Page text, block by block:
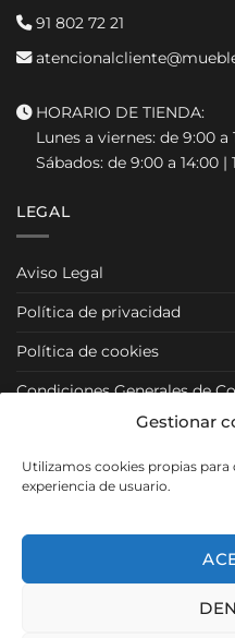
Gestionar
Utilizamos cookies propias
experiencia de usuario.
91 802 72 21
HORARIO DE TIENDA:
Lunes a viernes: de 9:00 a
Sábados: de 9:00 a 14:00 |
LEGAL
Aviso Legal
Política de privacidad
Política de cookies
Condiciones Generales de
Condiciones Particulares
Política de Venta y